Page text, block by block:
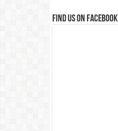
Find us on Facebook